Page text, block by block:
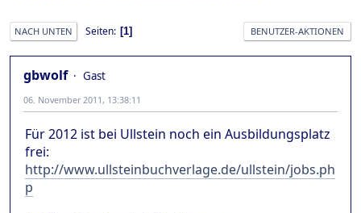
NACH UNTEN Seiten 1 BENUTZER-AKTIONEN
gbwolf Gast
06. November 2011, 13:38:11
Für 2012 ist bei Ullstein noch ein Ausbildungsplatz
frei:
http://www.ullsteinbuchverlage.de/ullstein/jobs.ph
p